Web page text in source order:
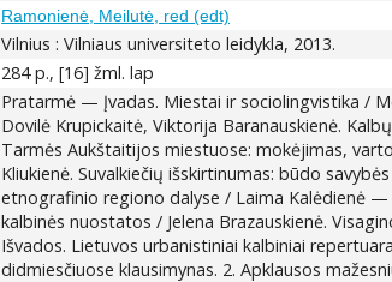
Ramonienė, Meilutė, red (edt)
Vilnius : Vilniaus universiteto leidykla, 2013.
284 p., [16] žml. lap
Pratarmė — Įvadas. Miestai ir sociolingvistika /
Dovilė Krupickaitė, Viktorija Baranauskienė.
Tarmės Aukštaitijos miestuose: mokėjimas,
Kliukienė. Suvalkiečių išskirtinumas: būdo
etnografinio regiono dalyse / Laima Kalėdienė
kalbinės nuostatos / Jelena Brazauskienė.
Išvados. Lietuvos urbanistiniai kalbiniai
didmiesčiuose klausimynas. 2. Apklausos